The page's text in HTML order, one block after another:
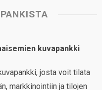
kuvapankki
josta voit tilata
markkinointiin ja tilojen